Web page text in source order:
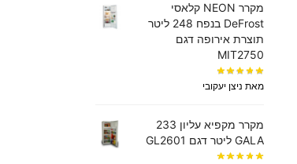
מקרר NEON קלאסי
DeFrost בנפח 248 ליטר
תוצרת אירופה דגם
MIT2750
מאת ניצן יעקובי
מקרר מקפיא עליון 233
GALA ליטר דגם GL2601